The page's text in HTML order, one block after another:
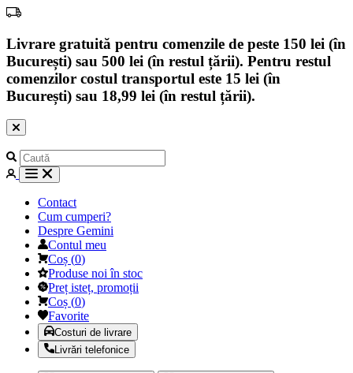
Livrare gratuită pentru comenzile de peste 150 lei (în
București) sau 500 lei (în restul țării). Pentru restul
comenzilor costul transportul este 15 lei (în
București) sau 18,99 lei (în restul țării).
Contact
Cum cumperi?
Despre Gemini
Contul meu
Coș (0)
Produse noi în stoc
Preț isteț, promoții
Coș (0)
Favorite
Costuri de livrare
Livrări telefonice